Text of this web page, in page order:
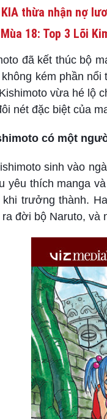
thừa nhận nợ
18: Top 3 Lõi
đã kết thúc bộ
kém phần
vừa hé lộ
nét đặc biệt của
có một
sinh vào
yêu thích manga
trưởng thành.
đời bộ Naruto, và